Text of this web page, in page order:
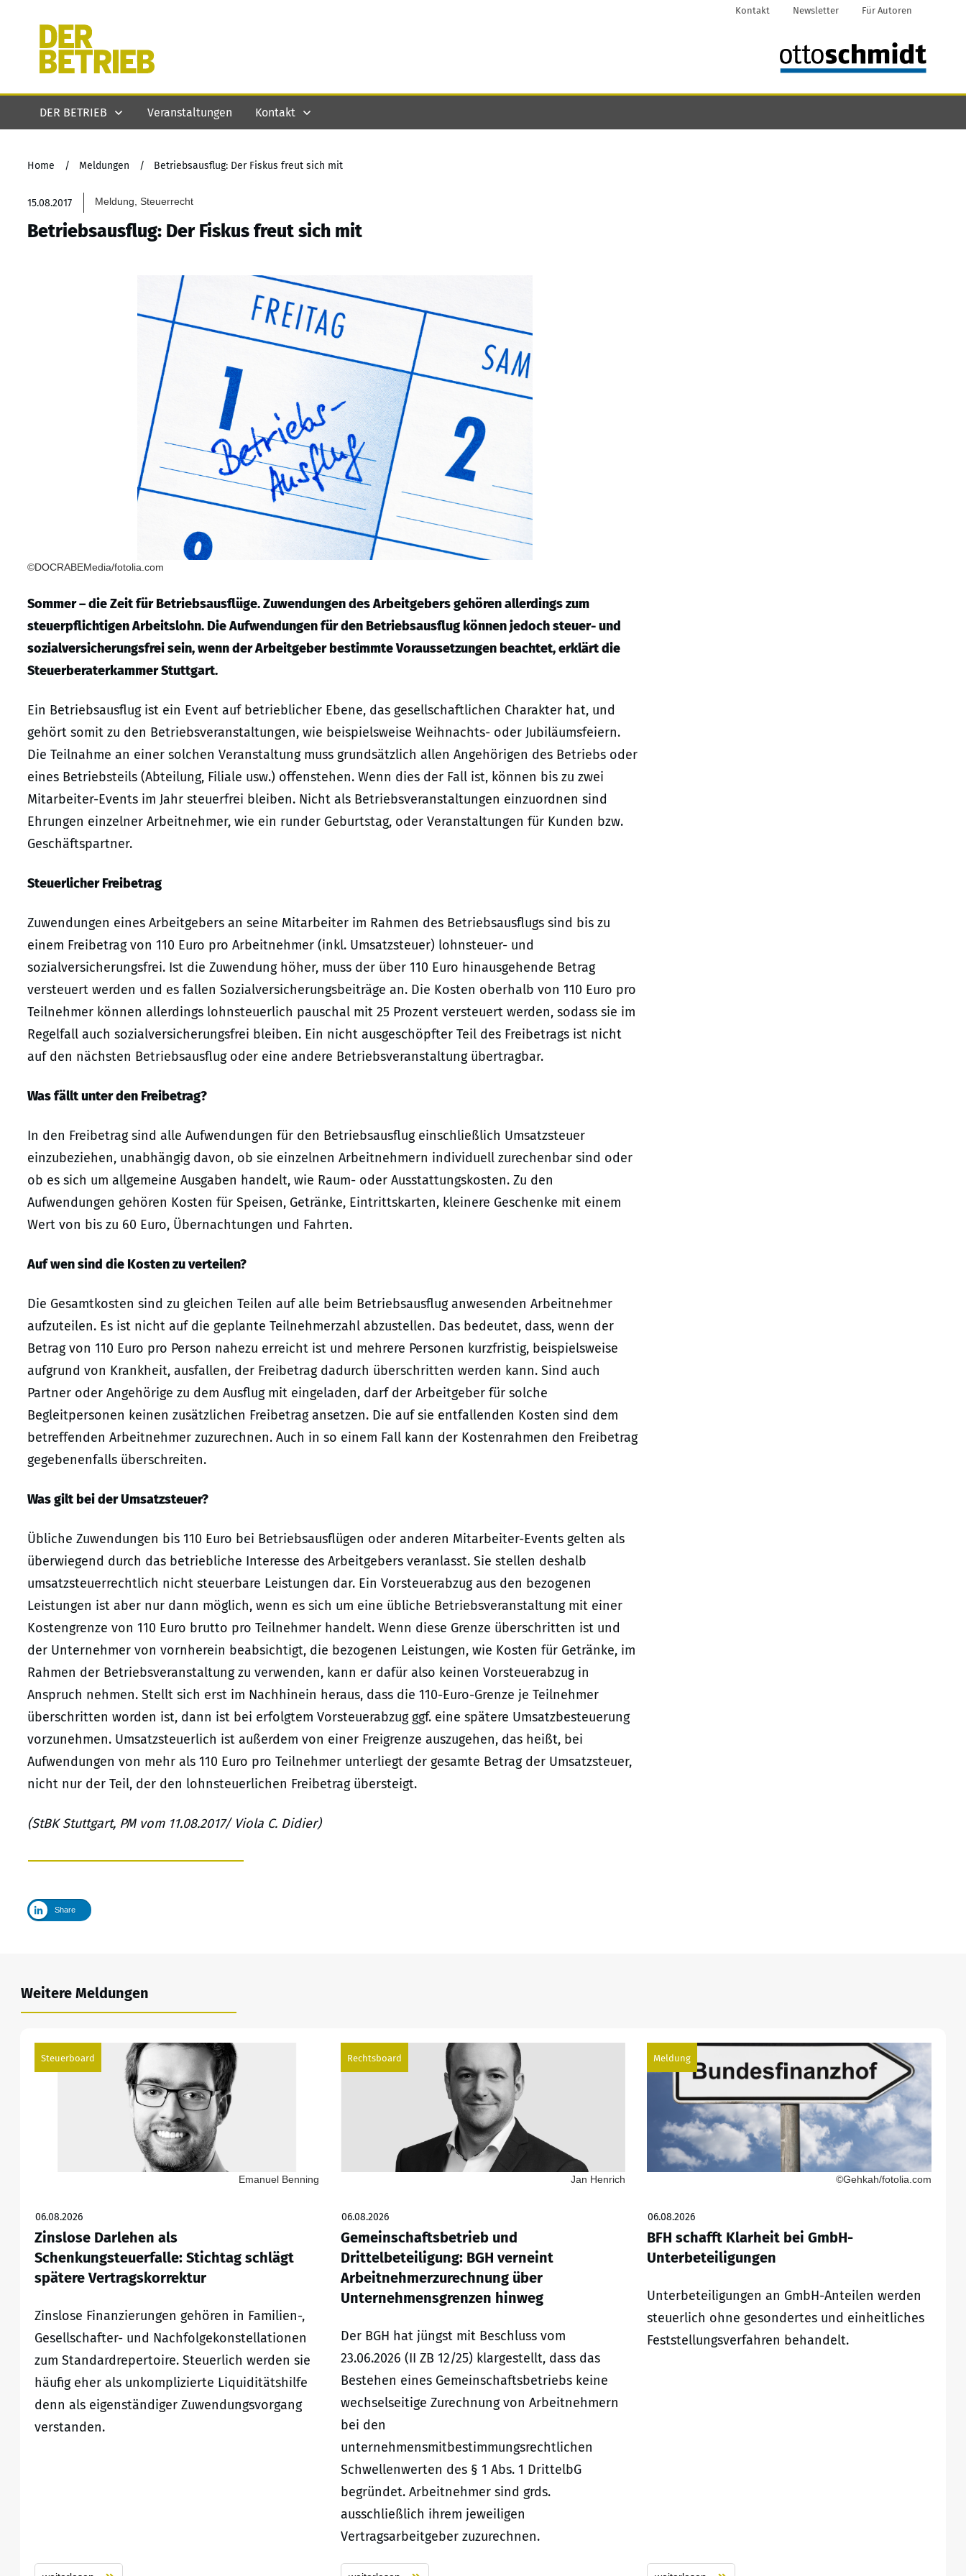
Kontakt Newsletter Für Autoren
DER BETRIEB Veranstaltungen Kontakt
Home / Meldungen / Betriebsausflug: Der Fiskus freut sich mit
15.08.2017 Meldung, Steuerrecht
Betriebsausflug: Der Fiskus freut sich mit
©DOCRABEMedia/fotolia.com
Sommer – die Zeit für Betriebsausflüge. Zuwendungen des Arbeitgebers gehören allerdings zum
steuerpflichtigen Arbeitslohn. Die Aufwendungen für den Betriebsausflug können jedoch steuer- und
sozialversicherungsfrei sein, wenn der Arbeitgeber bestimmte Voraussetzungen beachtet, erklärt die
Steuerberaterkammer Stuttgart.
Ein Betriebsausflug ist ein Event auf betrieblicher Ebene, das gesellschaftlichen Charakter hat, und
gehört somit zu den Betriebsveranstaltungen, wie beispielsweise Weihnachts- oder Jubiläumsfeiern.
Die Teilnahme an einer solchen Veranstaltung muss grundsätzlich allen Angehörigen des Betriebs oder
eines Betriebsteils (Abteilung, Filiale usw.) offenstehen. Wenn dies der Fall ist, können bis zu zwei
Mitarbeiter-Events im Jahr steuerfrei bleiben. Nicht als Betriebsveranstaltungen einzuordnen sind
Ehrungen einzelner Arbeitnehmer, wie ein runder Geburtstag, oder Veranstaltungen für Kunden bzw.
Geschäftspartner.
Steuerlicher Freibetrag
Zuwendungen eines Arbeitgebers an seine Mitarbeiter im Rahmen des Betriebsausflugs sind bis zu
einem Freibetrag von 110 Euro pro Arbeitnehmer (inkl. Umsatzsteuer) lohnsteuer- und
sozialversicherungsfrei. Ist die Zuwendung höher, muss der über 110 Euro hinausgehende Betrag
versteuert werden und es fallen Sozialversicherungsbeiträge an. Die Kosten oberhalb von 110 Euro pro
Teilnehmer können allerdings lohnsteuerlich pauschal mit 25 Prozent versteuert werden, sodass sie im
Regelfall auch sozialversicherungsfrei bleiben. Ein nicht ausgeschöpfter Teil des Freibetrags ist nicht
auf den nächsten Betriebsausflug oder eine andere Betriebsveranstaltung übertragbar.
Was fällt unter den Freibetrag?
In den Freibetrag sind alle Aufwendungen für den Betriebsausflug einschließlich Umsatzsteuer
einzubeziehen, unabhängig davon, ob sie einzelnen Arbeitnehmern individuell zurechenbar sind oder
ob es sich um allgemeine Ausgaben handelt, wie Raum- oder Ausstattungskosten. Zu den
Aufwendungen gehören Kosten für Speisen, Getränke, Eintrittskarten, kleinere Geschenke mit einem
Wert von bis zu 60 Euro, Übernachtungen und Fahrten.
Auf wen sind die Kosten zu verteilen?
Die Gesamtkosten sind zu gleichen Teilen auf alle beim Betriebsausflug anwesenden Arbeitnehmer
aufzuteilen. Es ist nicht auf die geplante Teilnehmerzahl abzustellen. Das bedeutet, dass, wenn der
Betrag von 110 Euro pro Person nahezu erreicht ist und mehrere Personen kurzfristig, beispielsweise
aufgrund von Krankheit, ausfallen, der Freibetrag dadurch überschritten werden kann. Sind auch
Partner oder Angehörige zu dem Ausflug mit eingeladen, darf der Arbeitgeber für solche
Begleitpersonen keinen zusätzlichen Freibetrag ansetzen. Die auf sie entfallenden Kosten sind dem
betreffenden Arbeitnehmer zuzurechnen. Auch in so einem Fall kann der Kostenrahmen den Freibetrag
gegebenenfalls überschreiten.
Was gilt bei der Umsatzsteuer?
Übliche Zuwendungen bis 110 Euro bei Betriebsausflügen oder anderen Mitarbeiter-Events gelten als
überwiegend durch das betriebliche Interesse des Arbeitgebers veranlasst. Sie stellen deshalb
umsatzsteuerrechtlich nicht steuerbare Leistungen dar. Ein Vorsteuerabzug aus den bezogenen
Leistungen ist aber nur dann möglich, wenn es sich um eine übliche Betriebsveranstaltung mit einer
Kostengrenze von 110 Euro brutto pro Teilnehmer handelt. Wenn diese Grenze überschritten ist und
der Unternehmer von vornherein beabsichtigt, die bezogenen Leistungen, wie Kosten für Getränke, im
Rahmen der Betriebsveranstaltung zu verwenden, kann er dafür also keinen Vorsteuerabzug in
Anspruch nehmen. Stellt sich erst im Nachhinein heraus, dass die 110-Euro-Grenze je Teilnehmer
überschritten worden ist, dann ist bei erfolgtem Vorsteuerabzug ggf. eine spätere Umsatzbesteuerung
vorzunehmen. Umsatzsteuerlich ist außerdem von einer Freigrenze auszugehen, das heißt, bei
Aufwendungen von mehr als 110 Euro pro Teilnehmer unterliegt der gesamte Betrag der Umsatzsteuer,
nicht nur der Teil, der den lohnsteuerlichen Freibetrag übersteigt.
(StBK Stuttgart, PM vom 11.08.2017/ Viola C. Didier)
Share
Weitere Meldungen
Steuerboard
Emanuel Benning
06.08.2026
Zinslose Darlehen als
Schenkungsteuerfalle: Stichtag schlägt
spätere Vertragskorrektur
Zinslose Finanzierungen gehören in Familien-,
Gesellschafter- und Nachfolgekonstellationen
zum Standardrepertoire. Steuerlich werden sie
häufig eher als unkomplizierte Liquiditätshilfe
denn als eigenständiger Zuwendungsvorgang
verstanden.
Rechtsboard
Jan Henrich
06.08.2026
Gemeinschaftsbetrieb und
Drittelbeteiligung: BGH verneint
Arbeitnehmerzurechnung über
Unternehmensgrenzen hinweg
Der BGH hat jüngst mit Beschluss vom
23.06.2026 (II ZB 12/25) klargestellt, dass das
Bestehen eines Gemeinschaftsbetriebs keine
wechselseitige Zurechnung von Arbeitnehmern
bei den
unternehmensmitbestimmungsrechtlichen
Schwellenwerten des § 1 Abs. 1 DrittelbG
begründet. Arbeitnehmer sind grds.
ausschließlich ihrem jeweiligen
Vertragsarbeitgeber zuzurechnen.
Meldung
©Gehkah/fotolia.com
06.08.2026
BFH schafft Klarheit bei GmbH-
Unterbeteiligungen
Unterbeteiligungen an GmbH-Anteilen werden
steuerlich ohne gesondertes und einheitliches
Feststellungsverfahren behandelt.